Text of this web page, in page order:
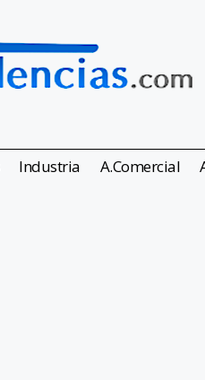
Industria A.Comercial